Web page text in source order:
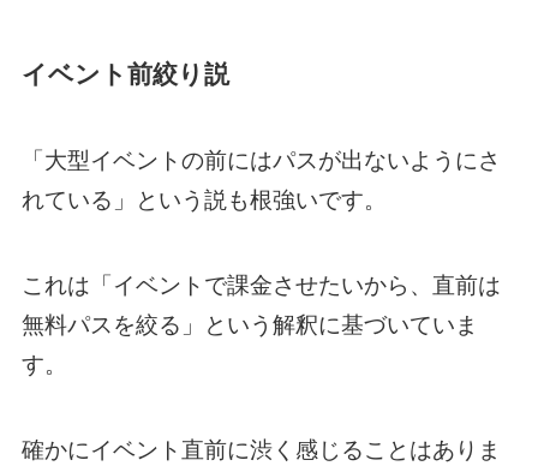
イベント前絞り説
「大型イベントの前にはパスが出ないようにさ
れている」という説も根強いです。
これは「イベントで課金させたいから、直前は
無料パスを絞る」という解釈に基づいていま
す。
確かにイベント直前に渋く感じることはありま